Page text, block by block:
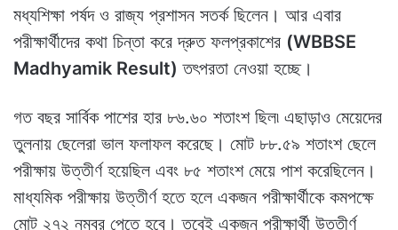
মধ্যশিক্ষা পর্ষদ ও রাজ্য প্রশাসন সতর্ক ছিলেন। আর এবার
পরীক্ষার্থীদের কথা চিন্তা করে দ্রুত ফলপ্রকাশের (WBBSE
Madhyamik Result) তৎপরতা নেওয়া হচ্ছে।
গত বছর সার্বিক পাশের হার ৮৬.৬০ শতাংশ ছিল৷ এছাড়াও মেয়েদের
তুলনায় ছেলেরা ভাল ফলাফল করেছে। মোট ৮৮.৫৯ শতাংশ ছেলে
পরীক্ষায় উত্তীর্ণ হয়েছিল এবং ৮৫ শতাংশ মেয়ে পাশ করেছিলেন।
মাধ্যমিক পরীক্ষায় উত্তীর্ণ হতে হলে একজন পরীক্ষার্থীকে কমপক্ষে
মোট ২৭২ নম্বর পেতে হবে। তবেই একজন পরীক্ষার্থী উত্তীর্ণ